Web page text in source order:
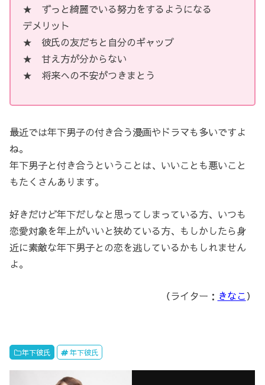
★ ずっと綺麗でいる努力をするようになる
デメリット
★ 彼氏の友だちと自分のギャップ
★ 甘え方が分からない
★ 将来への不安がつきまとう
最近では年下男子の付き合う漫画やドラマも多いですよ
ね。
年下男子と付き合うということは、いいことも悪いこと
もたくさんあります。
好きだけど年下だしなと思ってしまっている方、いつも
恋愛対象を年上がいいと狭めている方、もしかしたら身
近に素敵な年下男子との恋を逃しているかもしれません
よ。
（ライター： きなこ）
年下彼氏 年下彼氏